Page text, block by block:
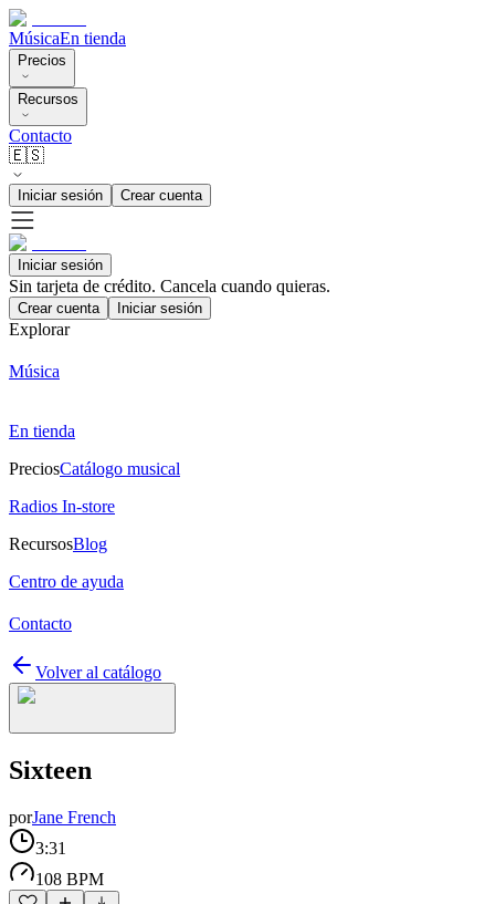
MúsicaEn tienda
Precios
Recursos
Contacto
🇪🇸
Iniciar sesión Crear cuenta
Iniciar sesión
Sin tarjeta de crédito. Cancela cuando quieras.
Crear cuenta Iniciar sesión
Explorar
Música
En tienda
PreciosCatálogo musical
Radios In-store
RecursosBlog
Centro de ayuda
Contacto
Volver al catálogo
Sixteen
porJane French
3:31
108 BPM